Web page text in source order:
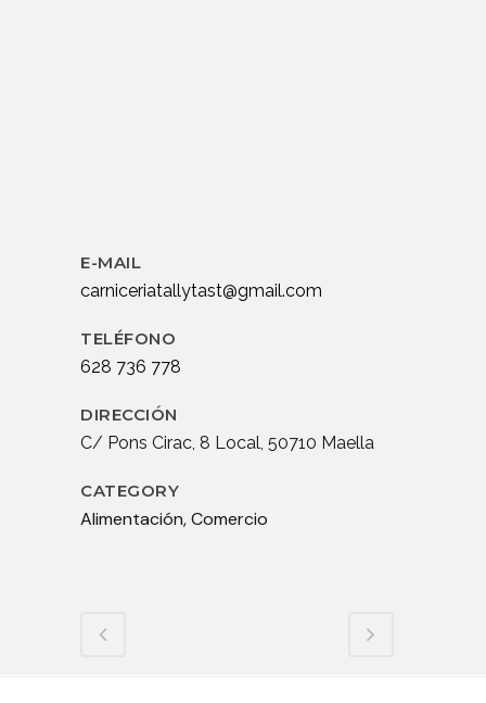
E-MAIL
carniceriatallytast@gmail.com
TELÉFONO
628 736 778
DIRECCIÓN
C/ Pons Cirac, 8 Local, 50710 Maella
CATEGORY
Alimentación, Comercio